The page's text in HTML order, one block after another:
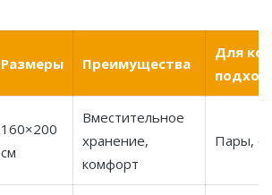
Размеры Преимущества
Для
160×200
см
Вместительное
хранение,
комфорт
Пары,